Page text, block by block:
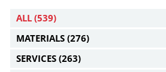
ALL (539)
MATERIALS (276)
SERVICES (263)